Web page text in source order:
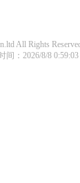
All Rights
间：2026/8/8 0:59:03